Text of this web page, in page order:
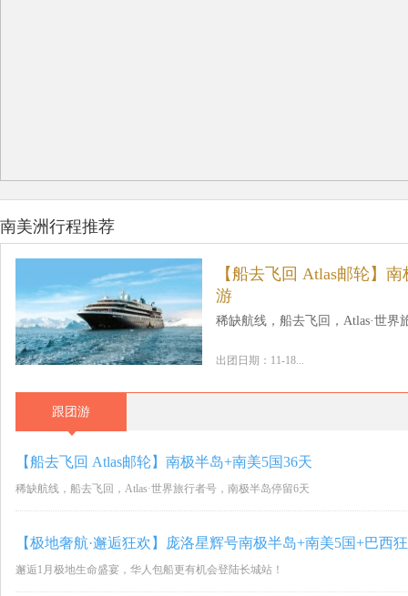
南美洲行程推荐
【船去飞回 Atlas邮轮】
游
稀缺航线，船去飞回，Atlas·世界
出团日期：11-18...
跟团游
【船去飞回 Atlas邮轮】南极半岛+南美5国36天
稀缺航线，船去飞回，Atlas·世界旅行者号，南极半岛停留6天
邂逅1月极地生命盛宴，华人包船更有机会登陆长城站！